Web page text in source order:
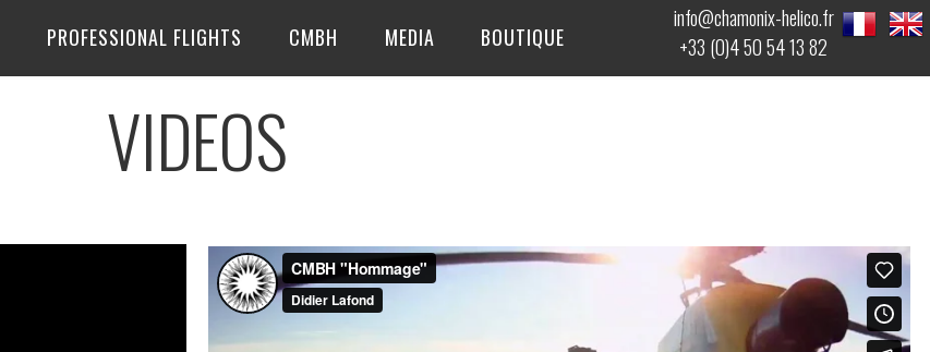
info@chamonix-helico.fr
+33 (0)4 50 54 13 82
PROFESSIONAL FLIGHTS CMBH MEDIA BOUTIQUE
VIDEOS